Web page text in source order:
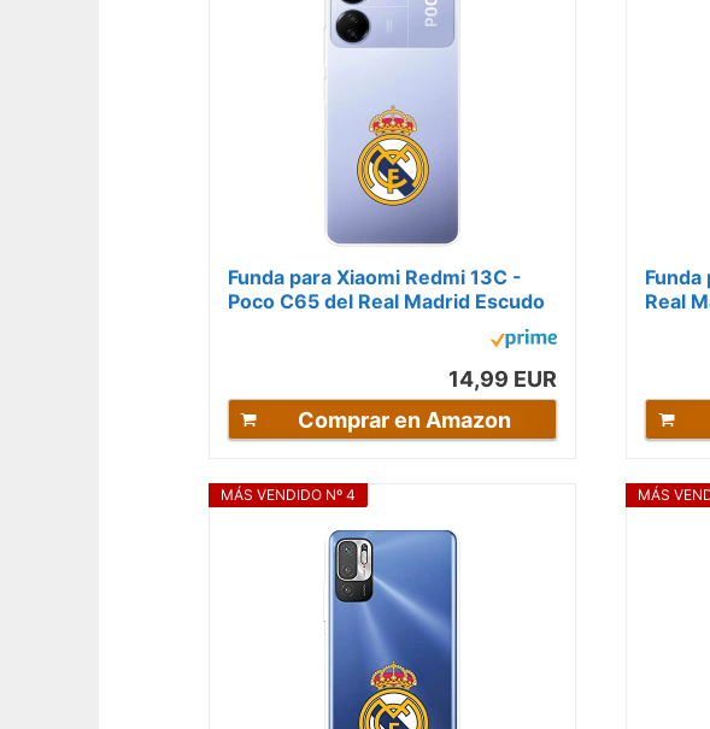
Funda para Xiaomi Redmi 13C -
Poco C65 del Real Madrid Escudo
14,99 EUR
Comprar en Amazon
Funda
Real
MÁS VENDIDO Nº 4 MÁS